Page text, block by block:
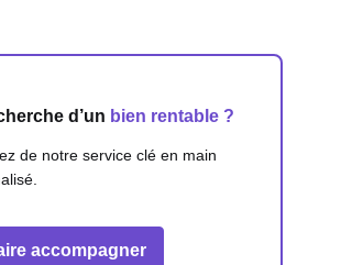
d’un bien rentable ?
de notre service clé en main
accompagner